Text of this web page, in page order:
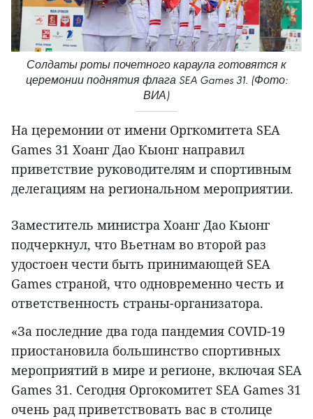
Солдаты роты почетного караула готовятся к
церемонии поднятия флага SEA Games 31. (Фото:
ВИА)
На церемонии от имени Оргкомитета SEA
Games 31 Хоанг Дао Кыонг направил
приветствие руководителям и спортивным
делегациям на региональном мероприятии.
Заместитель министра Хоанг Дао Кыонг
подчеркнул, что Вьетнам во второй раз
удостоен чести быть принимающей SEA
Games страной, что одновременно честь и
ответственность страны-организатора.
«За последние два года пандемия COVID-19
приостановила большинство спортивных
мероприятий в мире и регионе, включая SEA
Games 31. Сегодня Оргокомитет SEA Games 31
очень рад приветствовать вас в столице